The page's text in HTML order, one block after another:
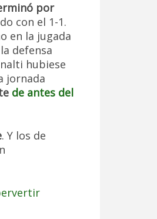
por
con el 1-1.
en la jugada
defensa
hubiese
jornada
de antes del
. Y los de